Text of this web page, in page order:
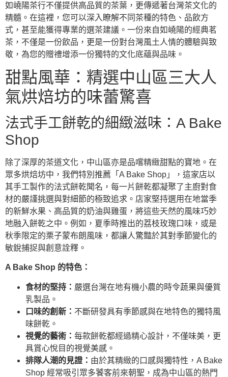
如嶢陽茶行不僅提供高品質的茶葉，更傳遞著台灣茶文化的
精髓。在這裡，您可以深入瞭解不同茶種的特色、品飲方
式，甚至能獲得專業的選茶建議。一份來自如嶢陽的經典茗
茶，不僅是一份飲品，更是一份對台灣風土人情的體驗與致
敬，為您的贈禮增添一份獨特的文化底蘊與品味。
甜點風華：精選中山區三大人
氣烘焙坊的味蕾驚喜
法式手工餅乾的細緻滋味：A Bake
Shop
除了深厚的茶道文化，中山區亦是品嚐精緻甜點的寶地。在
眾多烘焙坊中，我們特別推薦「A Bake Shop」，這家店以
其手工製作的法式餅乾聞名，每一片餅乾都凝聚了主廚對食
材的嚴謹挑選與對細節的極致追求。店家堅持選用在地當季
的新鮮水果、高品質的奶油與雞蛋，將這些天然的風味巧妙
地融入餅乾之中。例如，夏季時推出的荔枝玫瑰口味，或是
秋季限定的栗子蒙布朗風味，都讓人驚豔於其對季節變化的
敏銳捕捉與創意詮釋。
A Bake Shop 的特色：
食材的堅持： 嚴選台灣在地有機小農的時令蔬果與優質
乳製品。
口味的創新： 不斷研發具有季節感與在地特色的獨特風
味餅乾。
視覺的藝術： 每款餅乾都經過精心設計，不僅味美，更
具賞心悅目的視覺美感。
排隊人潮的見證： 由於其精緻的口感與獨特性，A Bake
Shop 經常吸引眾多饕客前來朝聖，成為中山區的熱門